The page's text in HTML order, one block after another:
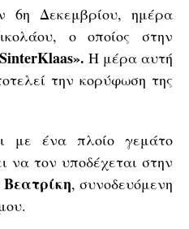
6η Δεκεμβρίου, ημέρα
ο οποίος στην
Η μέρα αυτή
την κορύφωση της
με ένα πλοίο γεμάτο
τον υποδέχεται στην
, συνοδευόμενη